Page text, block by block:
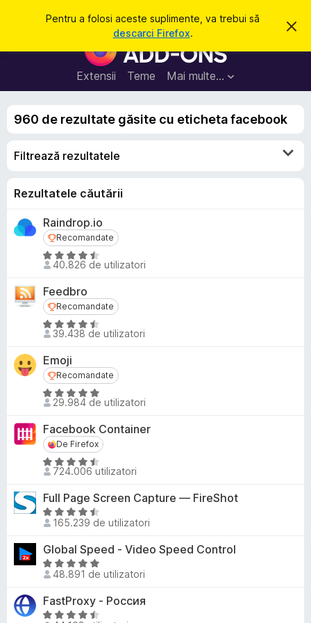
Pentru a folosi aceste suplimente, va trebui să
descarci Firefox.
R
g
a
c
a
s
S
u
p
l
m
Extensii Teme Mai multe…
Intră în cont
u
960 de rezultate găsite cu eticheta facebook
Filtrează rezultatele
Rezultatele căutării
Raindrop.io
Recomandate
Recomandate
E
v
a
l
u
a
(
ă
)
c
4
,
3
d
n
5
t
e
l
40.826 de utilizatori
Feedbro
Recomandate
Recomandate
E
v
a
l
u
a
(
ă
)
c
4
,
4
d
i
n
s
t
39.438 de utilizatori
Emoji
Recomandate
Recomandate
E
v
a
l
u
a
(
ă
)
u
4
8
d
29.984 de utilizatori
Facebook Container
De Firefox
De Firefox
E
v
a
l
u
t
(
ă
)
c
724.006 utilizatori
Full Page Screen Capture — FireShot
E
v
a
u
t
(
165.239 de utilizatori
Global Speed - Video Speed Control
E
v
a
l
48.891 de utilizatori
FastProxy - Россия
E